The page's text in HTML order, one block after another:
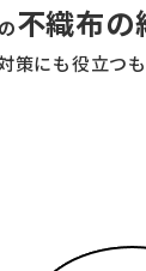
不織布の
策にも役立つも